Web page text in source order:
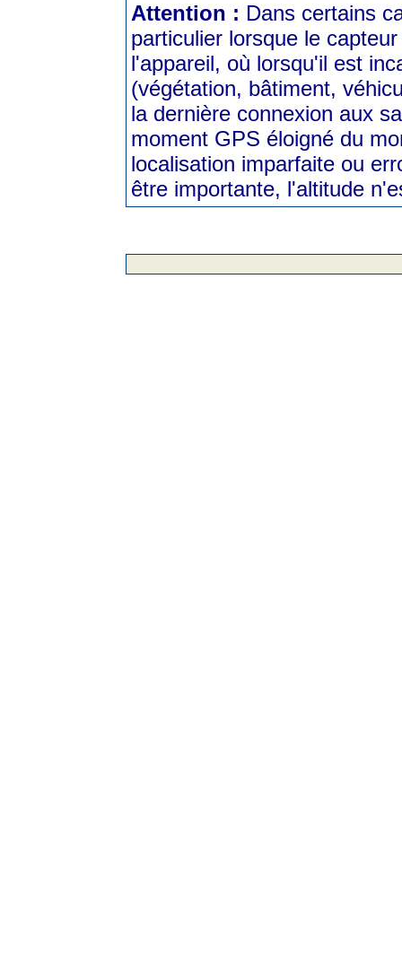
Attention : Dans certains
particulier lorsque le
l'appareil, où lorsqu'il est
(végétation, bâtiment,
la dernière connexion aux
moment GPS éloigné du
localisation imparfaite ou
être importante, l'altitude